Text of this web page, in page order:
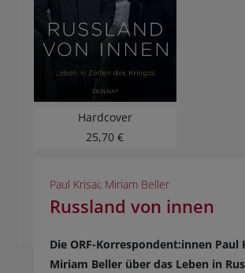
Hardcover
25,70 €
Paul Krisai; Miriam Beller
Russland von innen
Die ORF-Korrespondent:innen Paul
Miriam Beller über das Leben in